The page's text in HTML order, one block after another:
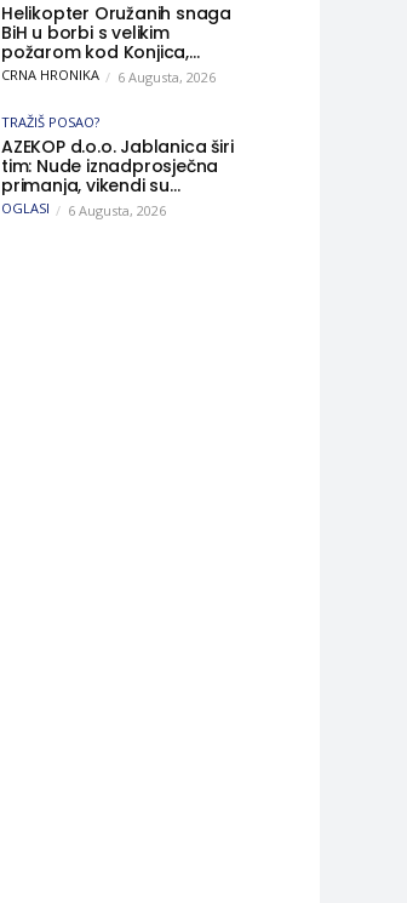
Helikopter Oružanih snaga
BiH u borbi s velikim
požarom kod Konjica,
sudjelovao i Air Tractor
CRNA HRONIKA 6 Augusta, 2026
TRAŽIŠ POSAO?
AZEKOP d.o.o. Jablanica širi
tim: Nude iznadprosječna
primanja, vikendi su
slobodni, traži se više
OGLASI 6 Augusta, 2026